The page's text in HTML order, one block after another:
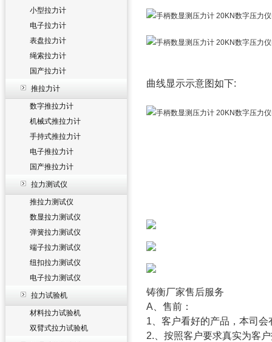
小型拉力计
电子拉力计
表盘拉力计
绳索拉力计
国产拉力计
推拉力计
数字推拉力计
机械式推拉力计
手持式推拉力计
电子推拉力计
国产推拉力计
拉力测试仪
推拉力测试仪
数显拉力测试仪
弹簧拉力测试仪
端子拉力测试仪
纽扣拉力测试仪
电子拉力测试仪
拉力试验机
材料拉力试验机
双臂式拉力试验机
曲线显示示意图如下:
铸衡厂家售后服务
A、售前：
1、客户看好的产品，本司
2.、按照客户要求真实为客